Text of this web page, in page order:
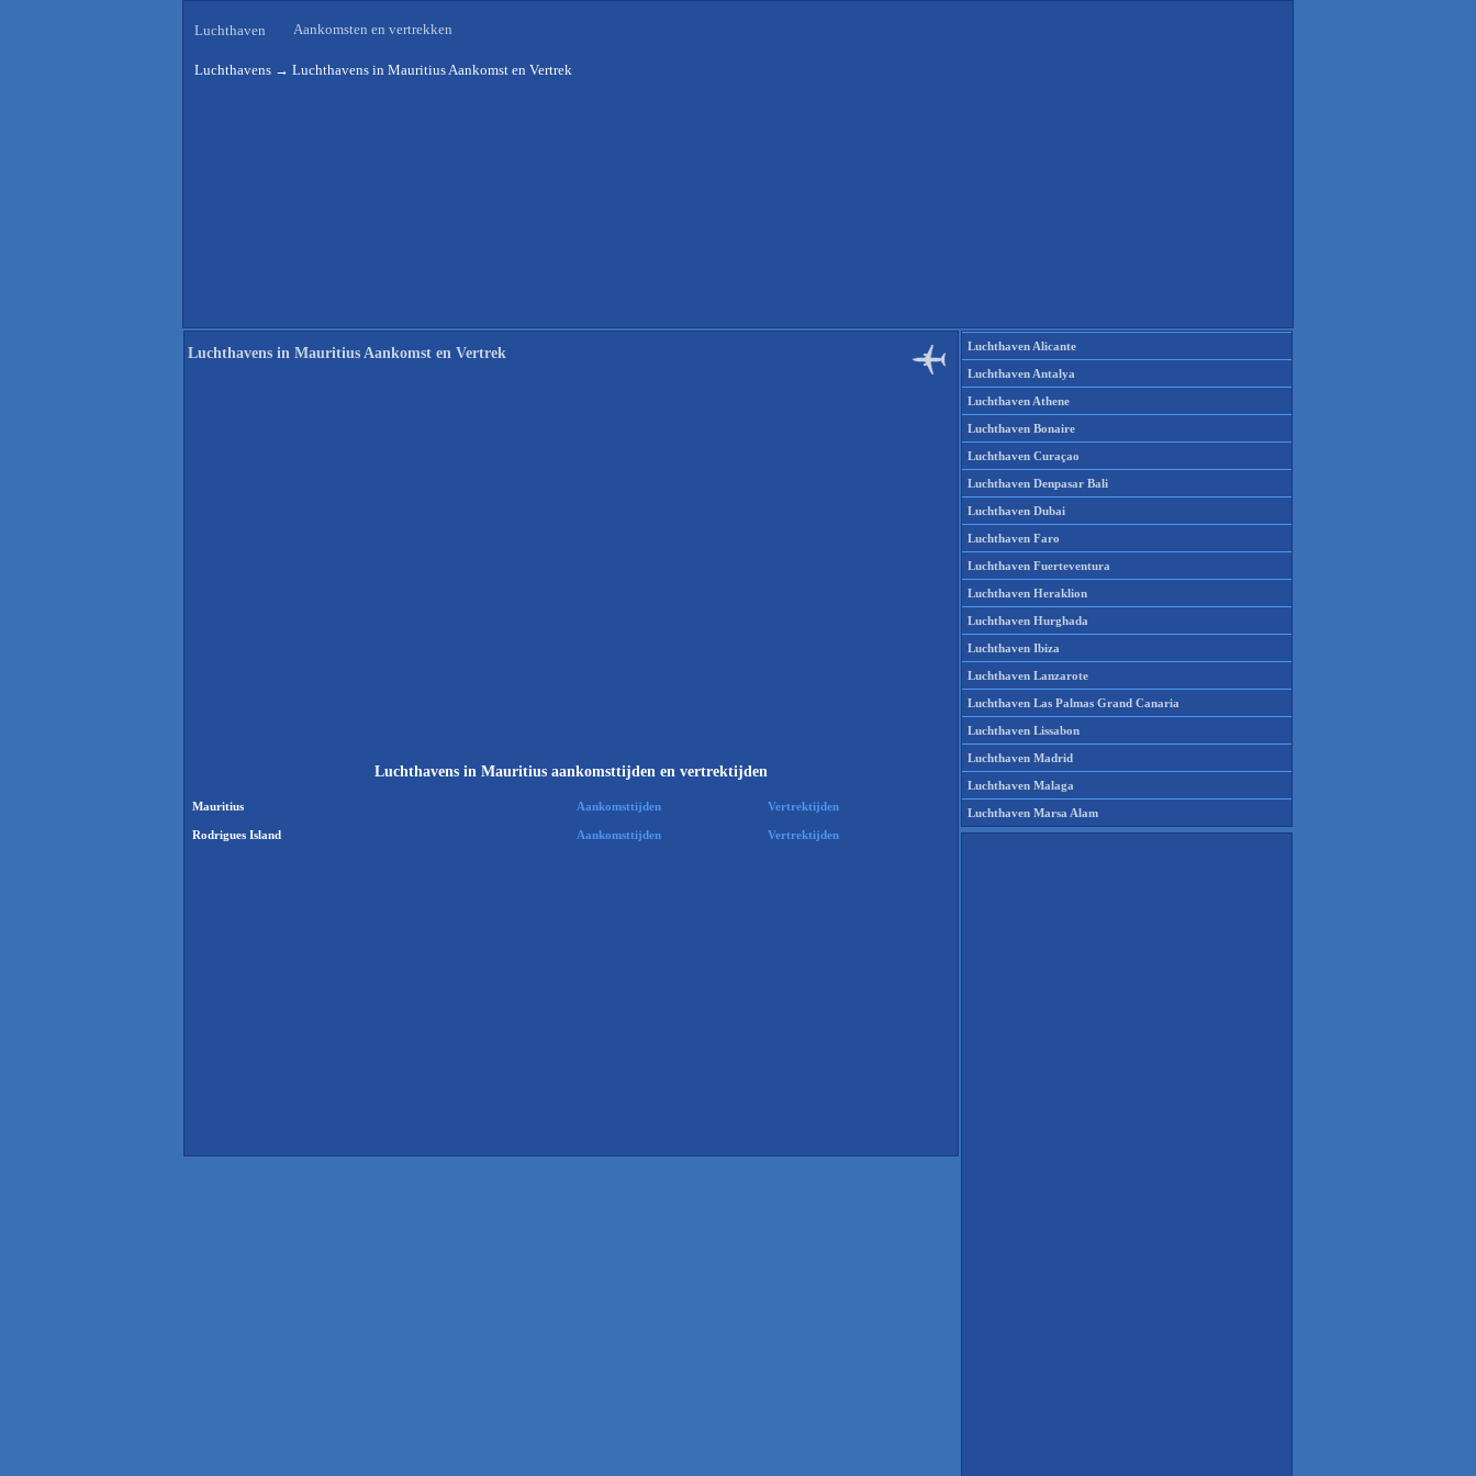
Luchthaven Aankomsten en vertrekken
Luchthavens → Luchthavens in Mauritius Aankomst en Vertrek
Luchthavens in Mauritius Aankomst en Vertrek
Luchthavens in Mauritius aankomsttijden en vertrektijden
Mauritius Aankomsttijden Vertrektijden
Rodrigues Island Aankomsttijden Vertrektijden
Luchthaven Alicante
Luchthaven Antalya
Luchthaven Athene
Luchthaven Bonaire
Luchthaven Curaçao
Luchthaven Denpasar Bali
Luchthaven Dubai
Luchthaven Faro
Luchthaven Fuerteventura
Luchthaven Heraklion
Luchthaven Hurghada
Luchthaven Ibiza
Luchthaven Lanzarote
Luchthaven Las Palmas Grand Canaria
Luchthaven Lissabon
Luchthaven Madrid
Luchthaven Malaga
Luchthaven Marsa Alam